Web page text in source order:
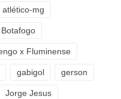
mg
x Fluminense
gabigol gerson
Jorge Jesus